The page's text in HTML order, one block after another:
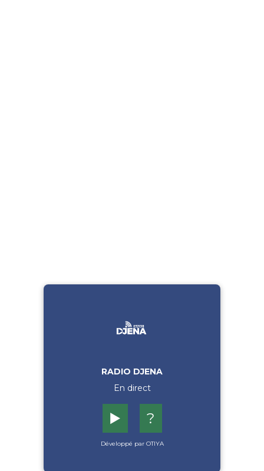
RADIO DJENA
En direct
▶️ ?
Développé par OTIYA